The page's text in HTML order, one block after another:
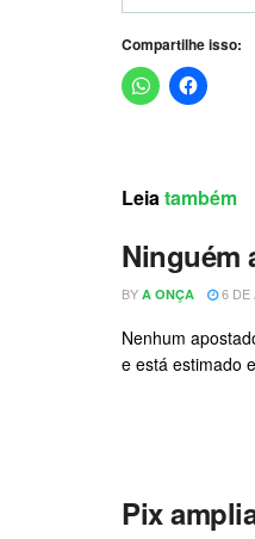
Compartilhe isso:
Leiatambém
Ninguém
BY A ONÇA 6 DE
Nenhum
e está estimado
Pix